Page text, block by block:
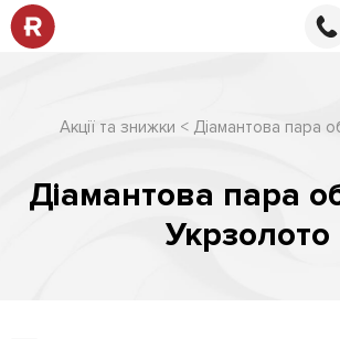
Акції та знижки
Діамантова пара
Укрзолото